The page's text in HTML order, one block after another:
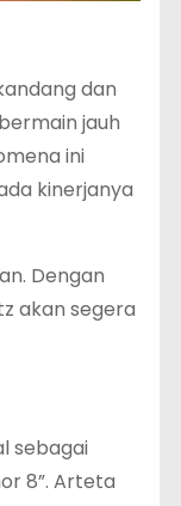
dan
jauh
ini
kinerjanya
Dengan
akan segera
sebagai
8”. Arteta